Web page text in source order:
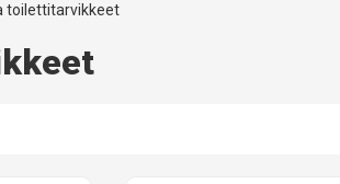
toilettitarvikkeet